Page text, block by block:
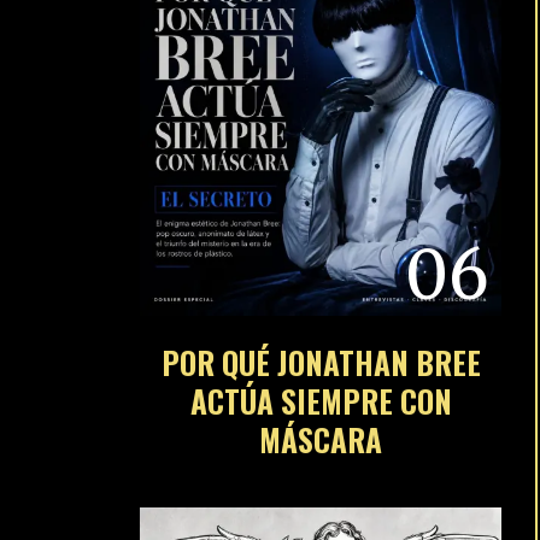
06
POR QUÉ JONATHAN BREE
ACTÚA SIEMPRE CON
MÁSCARA